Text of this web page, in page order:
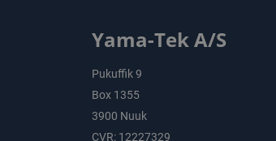
Yama-Tek A/S
Pukuffik 9
Box 1355
3900 Nuuk
CVR: 12227329